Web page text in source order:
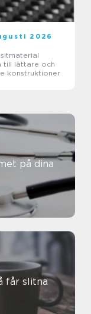
2026
till lättare och
konstruktioner